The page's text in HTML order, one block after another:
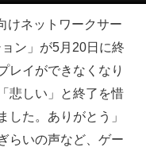
ネットワークサー
ン」が5月20日に終
レイができなくなり
悲しい」と終了を惜
した。ありがとう」
らいの声など、ゲー